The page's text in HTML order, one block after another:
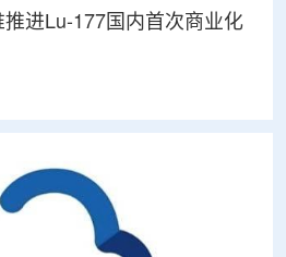
进Lu-177国内首次商业化